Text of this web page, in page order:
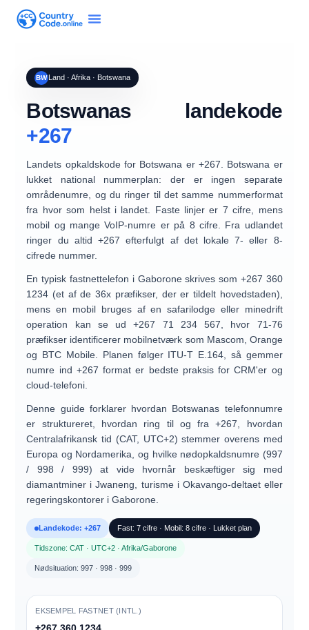
BW Land · Afrika · Botswana
Botswanas landekode
+267
Landets opkaldskode for Botswana er +267 . Botswana er
lukket national nummerplan: der er ingen separate
områdenumre , og du ringer til det samme nummerformat
fra hvor som helst i landet. Faste linjer er 7 cifre , mens
mobil og mange VoIP-numre er på 8 cifre. Fra udlandet
ringer du altid+267 efterfulgt af det lokale 7- eller 8-
cifrede nummer.
En typisk fastnettelefon i Gaborone skrives som +267 360
1234 (et af de 36x præfikser, der er tildelt hovedstaden),
mens en mobil bruges af en safarilodge eller minedrift
operation kan se ud+267 71 234 567 , hvor 71-76
præfikser identificerer mobilnetværk som Mascom, Orange
og BTC Mobile. Planen følger ITU-T E.164, så gemmer
numre ind +267 format er bedste praksis for CRM'er og
cloud-telefoni.
Denne guide forklarer hvordan Botswanas telefonnumre
er struktureret, hvordan ring til og fra +267 , hvordan
Centralafrikansk tid (CAT, UTC+2) stemmer overens med
Europa og Nordamerika, og hvilke nødopkaldsnumre (997
/ 998 / 999) at vide hvornår beskæftiger sig med
diamantminer i Jwaneng, turisme i Okavango-deltaet eller
regeringskontorer i Gaborone.
Landekode: +267 Fast: 7 cifre · Mobil: 8 cifre · Lukket plan
Tidszone: CAT · UTC+2 · Afrika/Gaborone
Nødsituation: 997 · 998 · 999
EKSEMPEL FASTNET (INTL.)